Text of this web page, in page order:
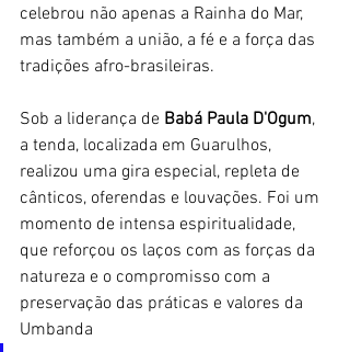
celebrou não apenas a Rainha do Mar,
mas também a união, a fé e a força das
tradições afro-brasileiras.
Sob a liderança de Babá Paula D'Ogum,
a tenda, localizada em Guarulhos,
realizou uma gira especial, repleta de
cânticos, oferendas e louvações. Foi um
momento de intensa espiritualidade,
que reforçou os laços com as forças da
natureza e o compromisso com a
preservação das práticas e valores da
Umbanda